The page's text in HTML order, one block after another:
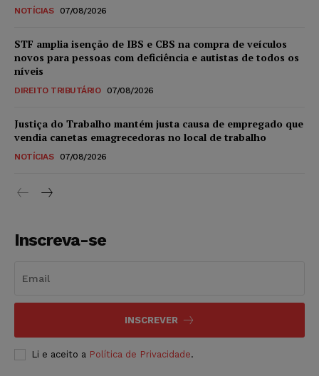
NOTÍCIAS 07/08/2026
STF amplia isenção de IBS e CBS na compra de veículos
novos para pessoas com deficiência e autistas de todos os
níveis
DIREITO TRIBUTÁRIO 07/08/2026
Justiça do Trabalho mantém justa causa de empregado que
vendia canetas emagrecedoras no local de trabalho
NOTÍCIAS 07/08/2026
Inscreva-se
INSCREVER
Li e aceito a Política de Privacidade.